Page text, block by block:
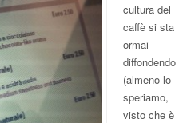
cultura del
caffè si sta
ormai
diffondendo
(almeno lo
speriamo,
visto che è